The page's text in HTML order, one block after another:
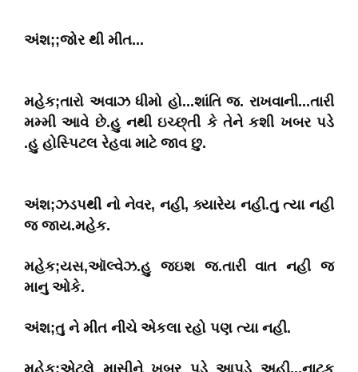
અંશ;;જોર થી મીત...
મહેક;તારો અવાઝ ધીમો હો...શાંતિ જ. રાખવાની...તારી
મમ્મી આવે છે.હુ નથી ઇચ્છ્તી કે તેને કશી ખબર પડે
.હુ હોસ્પિટલ રેહવા માટે જાવ છુ.
અંશ;ઝડપથી નો નેવર, નહી, ક્યારેય નહી.તુ ત્યા નહી
જ જાય.મહેક.
મહેક;યસ,ઑલ્વેઝ.હુ જઇશ જ.તારી વાત નહી જ
માનુ ઓકે.
અંશ;તુ ને મીત નીચે એકલા રહો પણ ત્યા નહી.
મહેક;એટલે માસીને ખબર પડે આપડે અહી...નાટક